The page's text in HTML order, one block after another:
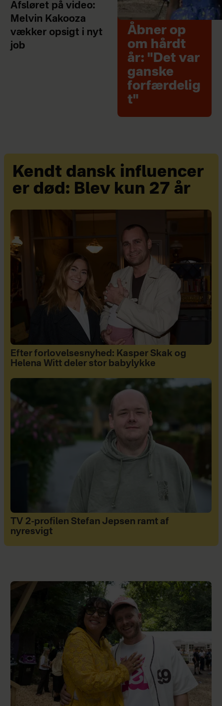
Afsløret på video:
Melvin Kakooza
vækker opsigt i nyt
job
Åbner op
om hårdt
år: "Det var
ganske
forfærdelig
t"
Kendt dansk influencer
er død: Blev kun 27 år
Efter forlovelsesnyhed: Kasper Skak og
Helena Witt deler stor babylykke
TV 2-profilen Stefan Jepsen ramt af
nyresvigt